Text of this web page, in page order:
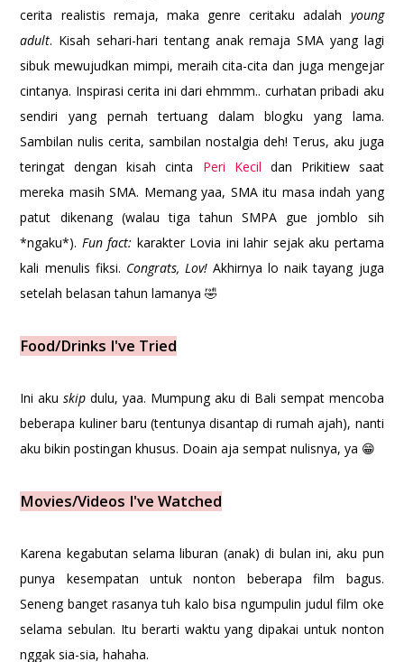
cerita realistis remaja, maka genre ceritaku adalah young
adult. Kisah sehari-hari tentang anak remaja SMA yang lagi
sibuk mewujudkan mimpi, meraih cita-cita dan juga mengejar
cintanya. Inspirasi cerita ini dari ehmmm.. curhatan pribadi aku
sendiri yang pernah tertuang dalam blogku yang lama.
Sambilan nulis cerita, sambilan nostalgia deh! Terus, aku juga
teringat dengan kisah cinta Peri Kecil dan Prikitiew saat
mereka masih SMA. Memang yaa, SMA itu masa indah yang
patut dikenang (walau tiga tahun SMPA gue jomblo sih
*ngaku*). Fun fact: karakter Lovia ini lahir sejak aku pertama
kali menulis fiksi. Congrats, Lov!Akhirnya lo naik tayang juga
setelah belasan tahun lamanya 🤣
Food/Drinks I've Tried
Ini akuskip dulu, yaa. Mumpung aku di Bali sempat mencoba
beberapa kuliner baru (tentunya disantap di rumah ajah), nanti
aku bikin postingan khusus. Doain aja sempat nulisnya, ya 😁
Movies/Videos I've Watched
Karena kegabutan selama liburan (anak) di bulan ini, aku pun
punya kesempatan untuk nonton beberapa film bagus.
Seneng banget rasanya tuh kalo bisa ngumpulin judul film oke
selama sebulan. Itu berarti waktu yang dipakai untuk nonton
nggak sia-sia, hahaha.